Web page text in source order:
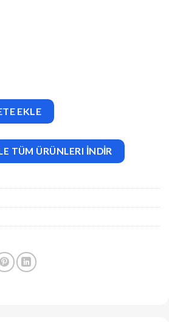
Money WP Theme adet
EKLE
TÜM ÜRÜNLERI İNDİR